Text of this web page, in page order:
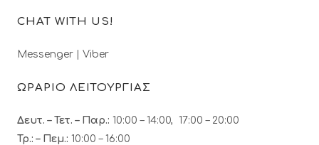
CHAT WITH US!
Messenger Viber
ΩΡΑΡΙΟ ΛΕΙΤΟΥΡΓΙΑΣ
Δευτ. – Τετ. – Παρ.: 10:00 – 14:00, 17:00 – 20:00
Τρ.: – Πεμ.: 10:00 – 16:00